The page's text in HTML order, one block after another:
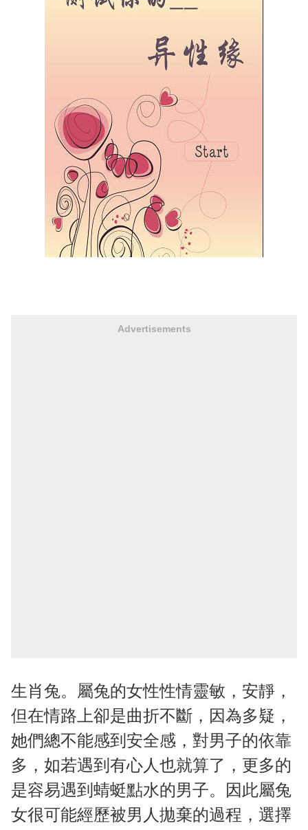
Advertisements
生肖兔。屬兔的女性性情靈敏，安靜，
但在情路上卻是曲折不斷，因為多疑，
她們總不能感到安全感，對男子的依靠
多，如若遇到有心人也就算了，更多的
是容易遇到蜻蜓點水的男子。因此屬兔
女很可能經歷被男人拋棄的過程，選擇